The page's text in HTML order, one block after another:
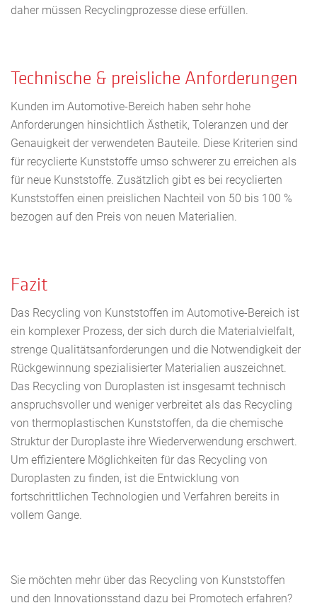
daher müssen Recyclingprozesse diese erfüllen.
Technische & preisliche Anforderungen
Kunden im Automotive-Bereich haben sehr hohe
Anforderungen hinsichtlich Ästhetik, Toleranzen und der
Genauigkeit der verwendeten Bauteile. Diese Kriterien sind
für recyclierte Kunststoffe umso schwerer zu erreichen als
für neue Kunststoffe. Zusätzlich gibt es bei recyclierten
Kunststoffen einen preislichen Nachteil von 50 bis 100 %
bezogen auf den Preis von neuen Materialien.
Fazit
Das Recycling von Kunststoffen im Automotive-Bereich ist
ein komplexer Prozess, der sich durch die Materialvielfalt,
strenge Qualitätsanforderungen und die Notwendigkeit der
Rückgewinnung spezialisierter Materialien auszeichnet.
Das Recycling von Duroplasten ist insgesamt technisch
anspruchsvoller und weniger verbreitet als das Recycling
von thermoplastischen Kunststoffen, da die chemische
Struktur der Duroplaste ihre Wiederverwendung erschwert.
Um effizientere Möglichkeiten für das Recycling von
Duroplasten zu finden, ist die Entwicklung von
fortschrittlichen Technologien und Verfahren bereits in
vollem Gange.
Sie möchten mehr über das Recycling von Kunststoffen
und den Innovationsstand dazu bei Promotech erfahren?